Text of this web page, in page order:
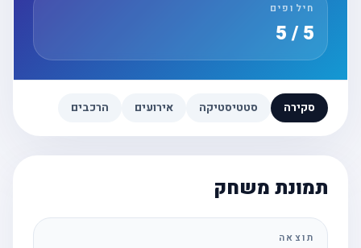
חילופים
סקירה סטטיסטיקה אירועים הרכבים
תמונת משחק
תוצאה